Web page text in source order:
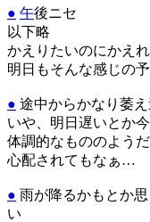
● 午後ニセ
以下略
かえりたいのにかえ
明日もそんな感じの
● 途中からかなり萎
いや、明日遅いとか
体調的なもののようだ
心配されてもなぁ…
● 雨が降るかもとか
い